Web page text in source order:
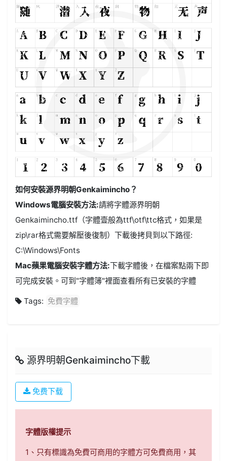
如何安裝源界明朝Genkaimincho？
Windows電腦安裝方法:請將字體源界明朝
Genkaimincho.ttf（字體壹般為ttf\otf\ttc格式，如果是
zip\rar格式需要解壓後復制）下載後拷貝到以下路徑:
C:\Windows\Fonts
Mac蘋果電腦安裝字體方法:下載字體後，在檔案點兩下即
可完成安裝。可到"字體簿"裡面查看所有已安裝的字體
Tags: 免費字體
源界明朝Genkaimincho下載
免费下载
字體版權提示
1、只有標識為免費可商用的字體方可免費商用，其